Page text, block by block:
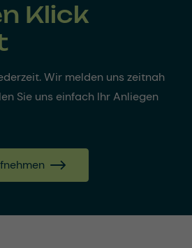
Klick
Wir melden uns zeitnah
Sie uns einfach Ihr Anliegen